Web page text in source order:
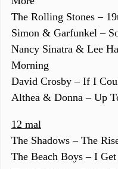
The Rolling Stones –
Simon & Garfunkel –
Nancy Sinatra & Lee
Morning
David Crosby – If I
Althea & Donna – Up
12 mal
The Shadows – The
The Beach Boys – I